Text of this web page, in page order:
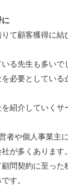
に
て顧客獲得に結
る先生も多いで
必要としている
紹介していくサ
者や個人事業主
が多くあります。
問契約に至った
す。